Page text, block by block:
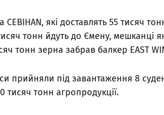
які доставлять 55 тисяч
тонн йдуть до Ємену, мешканці
тонн зерна забрав балкер EAST
прийняли під завантаження 8
тисяч тонн агропродукції.